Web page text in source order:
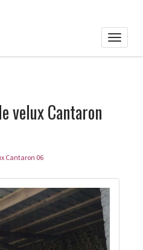
Toggle
velux Cantaron
Cantaron 06